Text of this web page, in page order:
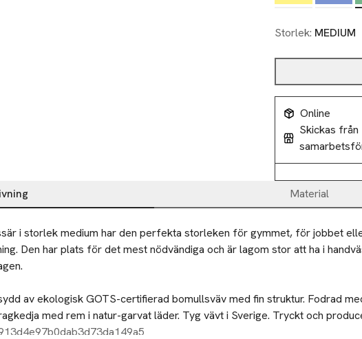
Storlek: MEDIUM
Online
Skickas från
Material
i storlek medium har den perfekta storleken för gymmet, för jobbet
Den har plats för det mest nödvändiga och är lagom stor att ha i
av ekologisk GOTS-certifierad bomullsväv med fin struktur. Fodrad
med rem i natur-garvat läder. Tyg vävt i Sverige. Tryckt och
Ulrika Gyllstad.